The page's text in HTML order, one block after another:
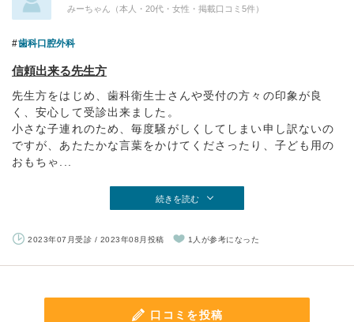
みーちゃん（本人・20代・女性・掲載口コミ5件）
歯科口腔外科
信頼出来る先生方
先生方をはじめ、歯科衛生士さんや受付の方々の印象が良
く、安心して受診出来ました。
小さな子連れのため、毎度騒がしくしてしまい申し訳ないの
ですが、あたたかな言葉をかけてくださったり、子ども用の
おもちゃ...
続きを読む
2023年07月受診 / 2023年08月投稿 1人が参考になった
口コミを投稿